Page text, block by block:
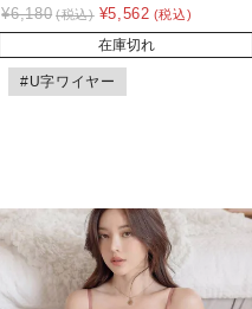
¥6,180 ¥5,562
在庫切れ
#U字ワイヤー